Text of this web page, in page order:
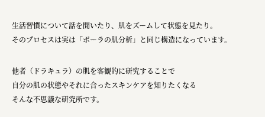
株式会社リビタ
株式会社 照沼
食処くさの根
生活習慣について話を聞いたり、肌をズームして状態を見たり。
そのプロセスは実は「ポーラの肌分析」と同じ構造になっています。
他者（ドラキュラ）の肌を客観的に研究することで
自分の肌の状態やそれに合ったスキンケアを知りたくなる
そんな不思議な研究所です。